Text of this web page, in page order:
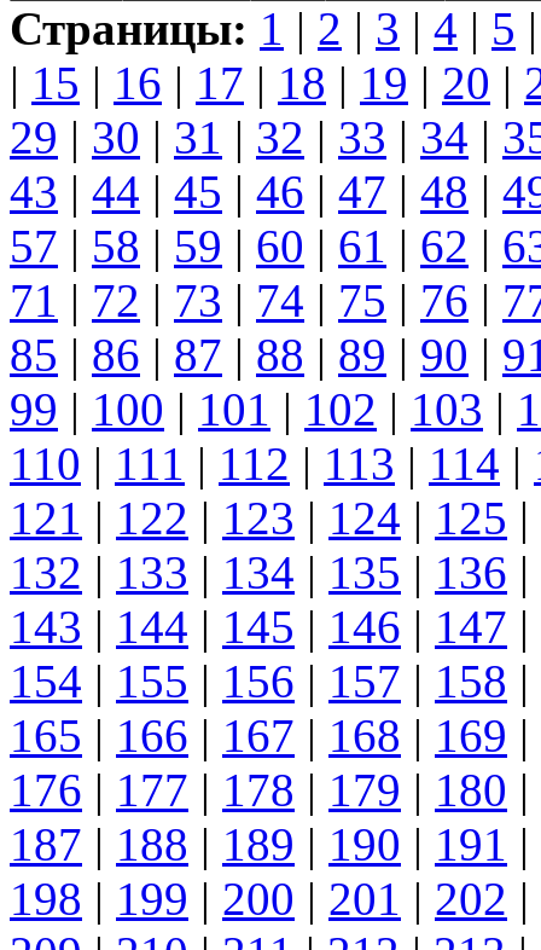
Страницы: 1 | 2 | 3 | 4 | 5
| 15 | 16 | 17 | 18 | 19 | 20 |
29 | 30 | 31 | 32 | 33 | 34 |
43 | 44 | 45 | 46 | 47 | 48 |
57 | 58 | 59 | 60 | 61 | 62 |
71 | 72 | 73 | 74 | 75 | 76 |
85 | 86 | 87 | 88 | 89 | 90 |
99 | 100 | 101 | 102 | 103 |
110 | 111 | 112 | 113 | 114 |
121 | 122 | 123 | 124 | 125 |
132 | 133 | 134 | 135 | 136 |
143 | 144 | 145 | 146 | 147 |
154 | 155 | 156 | 157 | 158 |
165 | 166 | 167 | 168 | 169 |
176 | 177 | 178 | 179 | 180 |
187 | 188 | 189 | 190 | 191 |
198 | 199 | 200 | 201 | 202 |